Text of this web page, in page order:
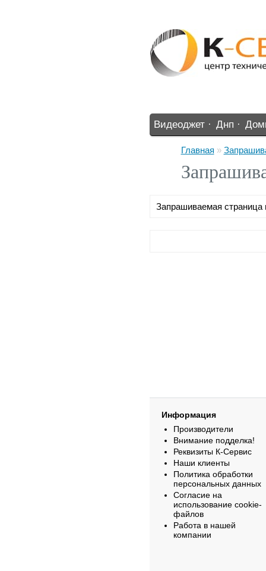
Видеоджет · Днп ·
Главная »
Запрашиваемая страница
Информация
Производители
Внимание подделка!
Реквизиты К-Сервис
Наши клиенты
Политика обработки
персональных данных
Согласие на
использование cookie-
файлов
Работа в нашей
компании